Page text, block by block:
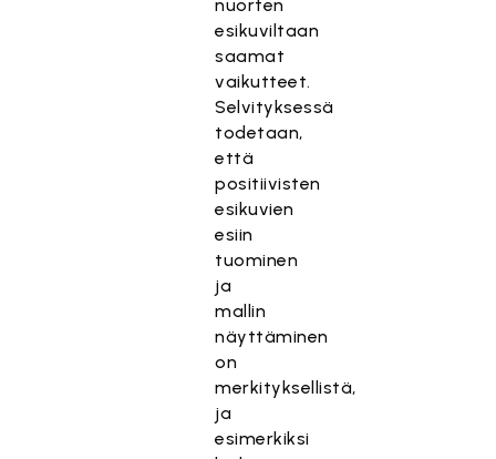
nuorten
esikuviltaan
saamat
vaikutteet.
Selvityksessä
todetaan,
että
positiivisten
esikuvien
esiin
tuominen
ja
mallin
näyttäminen
on
merkityksellistä,
ja
esimerkiksi